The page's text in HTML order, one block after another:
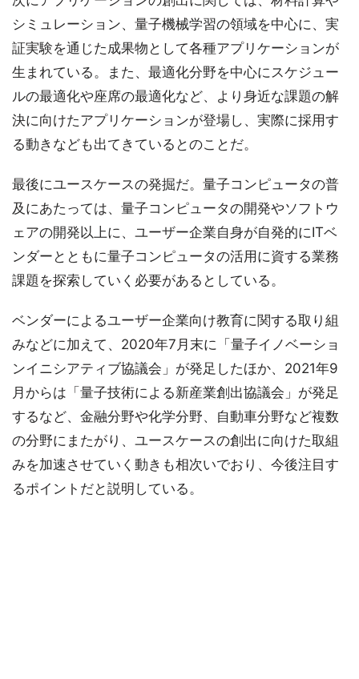
シミュレーション、量子機械学習の領域を中心に、実
証実験を通じた成果物として各種アプリケーションが
生まれている。また、最適化分野を中心にスケジュー
ルの最適化や座席の最適化など、より身近な課題の解
決に向けたアプリケーションが登場し、実際に採用す
る動きなども出てきているとのことだ。
最後にユースケースの発掘だ。量子コンピュータの普
及にあたっては、量子コンピュータの開発やソフトウ
ェアの開発以上に、ユーザー企業自身が自発的にITベ
ンダーとともに量子コンピュータの活用に資する業務
課題を探索していく必要があるとしている。
ベンダーによるユーザー企業向け教育に関する取り組
みなどに加えて、2020年7月末に「量子イノベーショ
ンイニシアティブ協議会」が発足したほか、2021年9
月からは「量子技術による新産業創出協議会」が発足
するなど、金融分野や化学分野、自動車分野など複数
の分野にまたがり、ユースケースの創出に向けた取組
みを加速させていく動きも相次いでおり、今後注目す
るポイントだと説明している。